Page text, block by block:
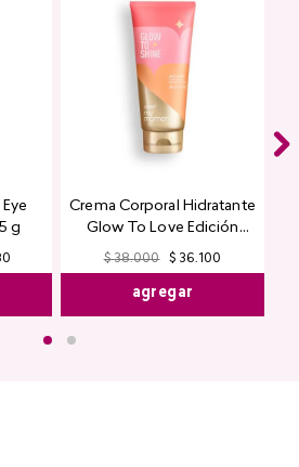
g
Crema Corporal Hidratante
Glow To Love Edición
Limitada
$ 38.000 $ 36.100
agregar